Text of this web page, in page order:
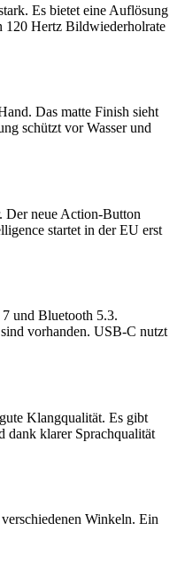
Es bietet eine Auflösung
Hertz Bildwiederholrate
Das matte Finish sieht
schützt vor Wasser und
Der neue Action-Button
startet in der EU erst
und Bluetooth 5.3.
vorhanden. USB-C nutzt
Klangqualität. Es gibt
dank klarer Sprachqualität
Winkeln. Ein